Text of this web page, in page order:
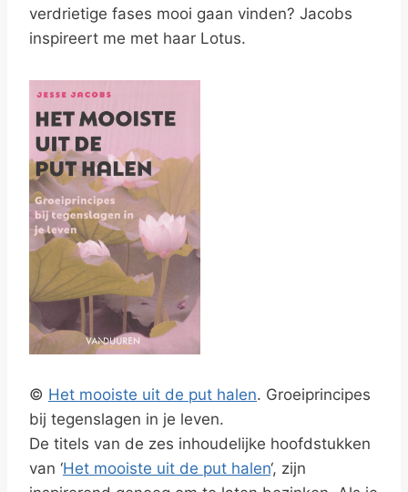
verdrietige fases mooi gaan vinden? Jacobs
inspireert me met haar Lotus.
© Het mooiste uit de put halen. Groeiprincipes
bij tegenslagen in je leven.
De titels van de zes inhoudelijke hoofdstukken
van ‘Het mooiste uit de put halen‘, zijn